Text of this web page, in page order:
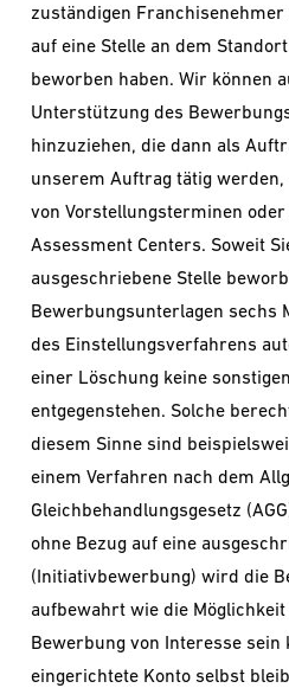
zuständigen
auf eine Stelle an dem
beworben haben. Wir können
Unterstützung des
hinzuziehen, die dann als
unserem Auftrag tätig
von Vorstellungsterminen
Assessment Centers. Soweit
ausgeschriebene Stelle
Bewerbungsunterlagen sechs
des Einstellungsverfahrens
einer Löschung keine
entgegenstehen. Solche
diesem Sinne sind
einem Verfahren nach dem
Gleichbehandlungsgesetz
ohne Bezug auf eine
(Initiativbewerbung) wird die
aufbewahrt wie die
Bewerbung von Interesse sein
eingerichtete Konto selbst